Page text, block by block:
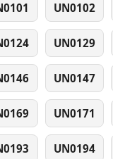
UN0102
UN0129
UN0147
UN0171
UN0194